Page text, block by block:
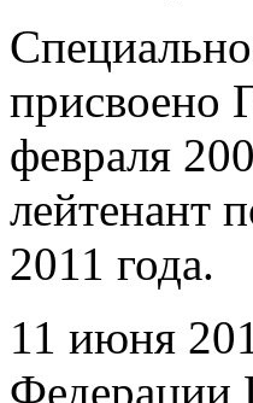
присвоено
февраля
лейтенант
2011 года.
11 июня
Федерации